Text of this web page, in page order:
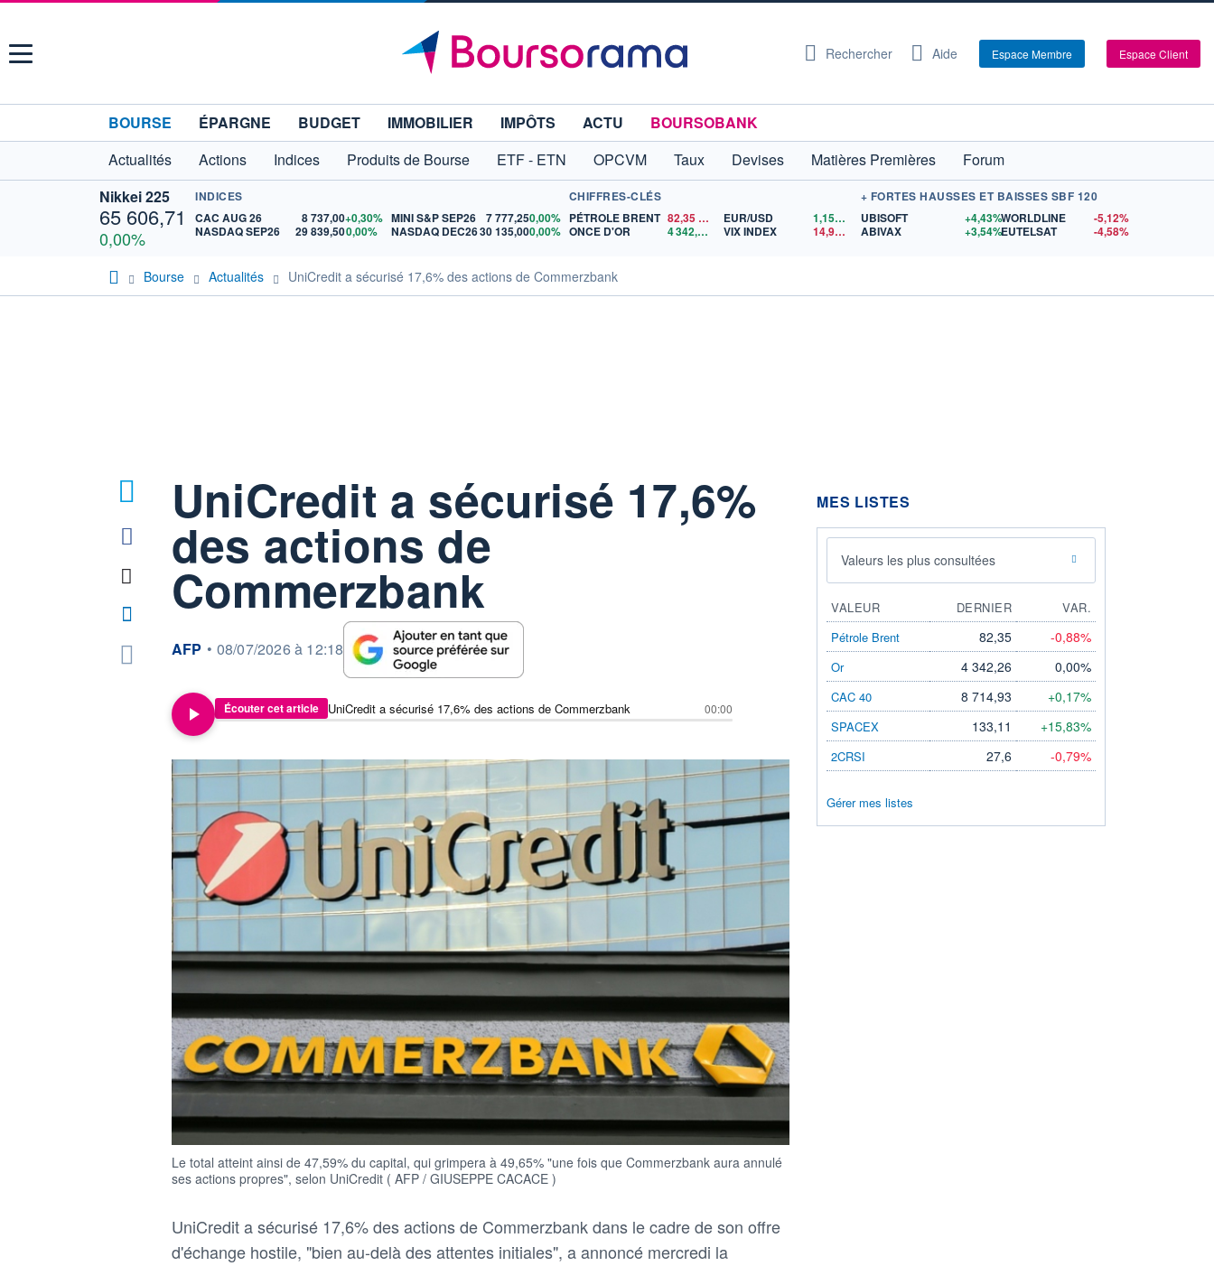
Menu Rechercher Aide Espace Membre Espace Client
BOURSE ÉPARGNE BUDGET IMMOBILIER IMPÔTS ACTU
BOURSOBANK
Actualités
Actions Indices Produits de Bourse ETF - ETN OPCVM Taux Devises Matières Premières
Forum
Nikkei 225
65 606,71
0,00%
INDICES
CAC AUG 26
8 737,00+0,30%
NASDAQ SEP26
29 839,500,00%
MINI S&P SEP26 7 777,250,00%
NASDAQ DEC2630 135,000,00%
CHIFFRES-CLÉS
PÉTROLE BRENT 82,35
ONCE D'OR
4 342,26 $US
EUR/USD 1,1559
$US
VIX INDEX
14,90$US
+ FORTES HAUSSES ET BAISSES SBF 120
UBISOFT
+4,43%
ABIVAX
+3,54%
WORLDLINE
-5,12%
EUTELSAT
-4,58%
Bourse Actualités UniCredit a sécurisé 17,6% des actions de Commerzbank
UniCredit a sécurisé 17,6%
des actions de
Commerzbank
information fournie par
AFP • 08/07/2026 à 12:18
Écouter cet article UniCredit a sécurisé 17,6% des actions de Commerzbank 00:00
Le total atteint ainsi de 47,59% du capital, qui grimpera à 49,65% "une fois que Commerzbank aura annulé
ses actions propres", selon UniCredit ( AFP / GIUSEPPE CACACE )
UniCredit a sécurisé 17,6% des actions de Commerzbank dans le cadre de son offre
d'échange hostile, "bien au-delà des attentes initiales", a annoncé mercredi la
MES LISTES
Valeurs les plus consultées
VALEUR DERNIER
VAR.
Pétrole Brent
82,35 -0,88%
Or 4 342,26 0,00%
CAC 40 8 714,93 +0,17%
SPACEX 133,11 +15,83%
2CRSI 27,6 -0,79%
Gérer mes listes